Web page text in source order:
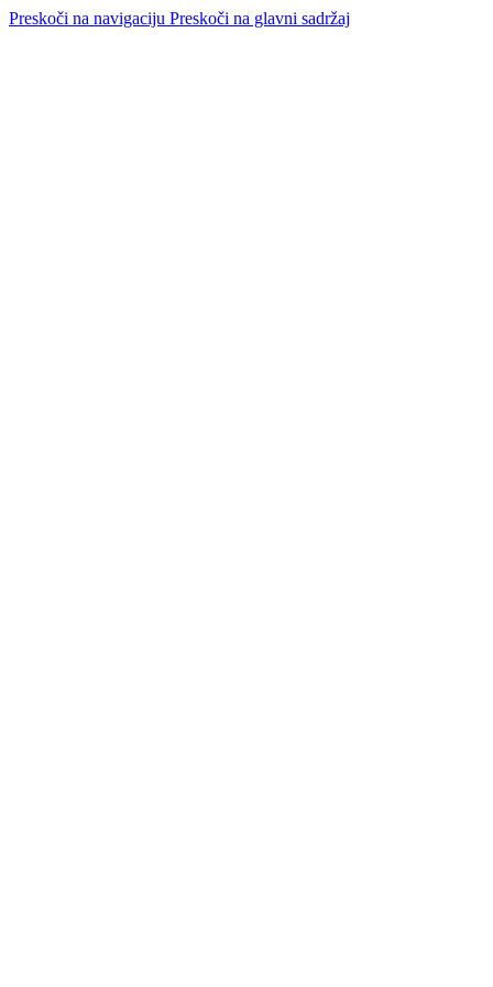
Preskoči na navigaciju Preskoči na glavni sadržaj